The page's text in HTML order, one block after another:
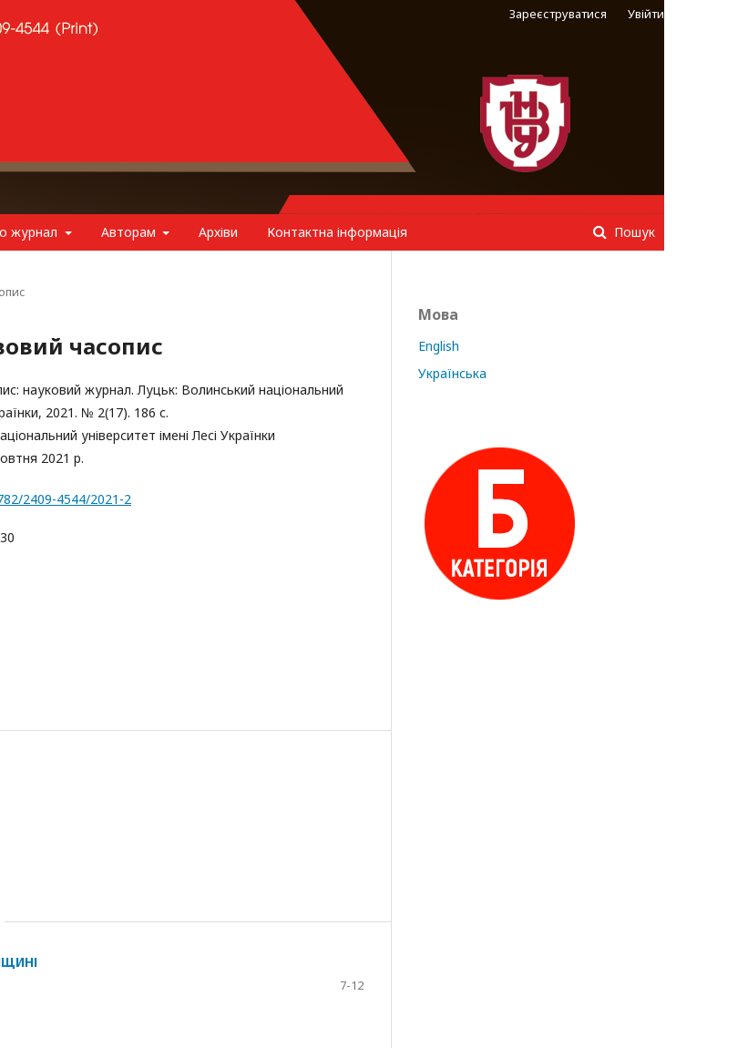
журнал Авторам Архіви Контактна інформація Пошук
Зареєструватися Увійти
часопис
науковий журнал. Луцьк: Волинський національний
2021. № 2(17). 186 с.
університет імені Лесі Українки
2021 р.
2409-4544/2021-2
7-12
Мова
English
Українська